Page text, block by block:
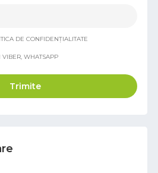
DE CONFIDENȚIALITATE
WHATSAPP
Trimite